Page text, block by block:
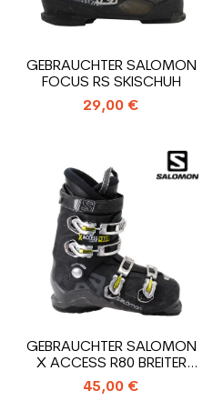
GEBRAUCHTER SALOMON
FOCUS RS SKISCHUH
29,00 €
GEBRAUCHTER SALOMON
X ACCESS R80 BREITER
SKISCHUH
45,00 €